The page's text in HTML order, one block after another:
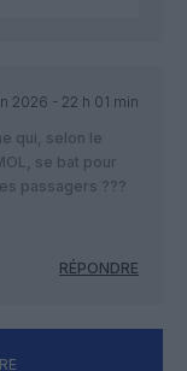
2026 - 22 h 01 min
qui, selon le
se bat pour
passagers ???
RÉPONDRE